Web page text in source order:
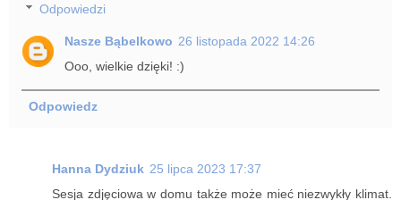
Odpowiedzi
Nasze Bąbelkowo 26 listopada 2022 14:26
Ooo, wielkie dzięki! :)
Odpowiedz
Hanna Dydziuk 25 lipca 2023 17:37
Sesja zdjęciowa w domu także może mieć niezwykły klimat.